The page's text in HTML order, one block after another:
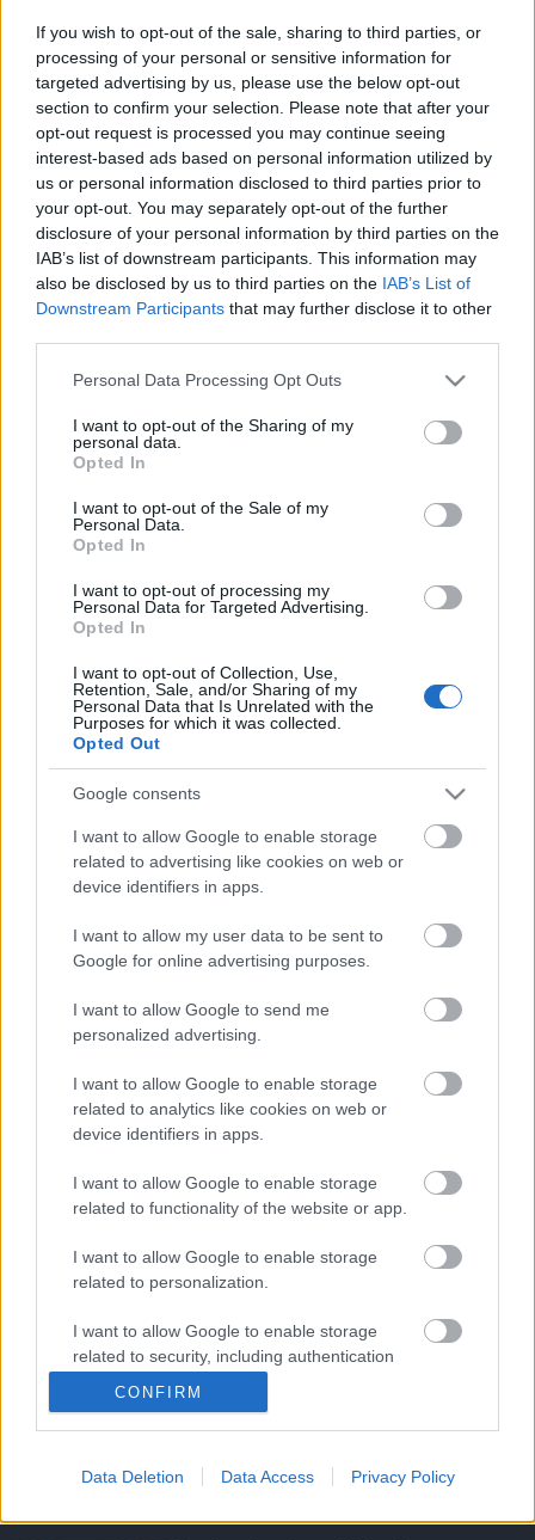
If you wish to opt-out of the sale, sharing to third parties, or
processing of your personal or sensitive information for
targeted advertising by us, please use the below opt-out
section to confirm your selection. Please note that after your
opt-out request is processed you may continue seeing
interest-based ads based on personal information utilized by
us or personal information disclosed to third parties prior to
your opt-out. You may separately opt-out of the further
disclosure of your personal information by third parties on the
IAB’s list of downstream participants. This information may
also be disclosed by us to third parties on the IAB’s List of
Downstream Participants that may further disclose it to other
Please note that this website/app uses one or more Google
not limited to your visit or usage behaviour. You may click to
grant or deny consent to Google and its third-party tags to
use your data for below specified purposes in below Google
consent section.
Personal Data Processing Opt Outs
I want to opt-out of the Sharing of my
personal data.
Opted In
I want to opt-out of the Sale of my
Personal Data.
Opted In
I want to opt-out of processing my
Personal Data for Targeted Advertising.
Opted In
I want to opt-out of Collection, Use,
Retention, Sale, and/or Sharing of my
Personal Data that Is Unrelated with the
Purposes for which it was collected.
Opted Out
Google consents
I want to allow Google to enable storage
related to advertising like cookies on web or
device identifiers in apps.
I want to allow my user data to be sent to
Google for online advertising purposes.
I want to allow Google to send me
personalized advertising.
I want to allow Google to enable storage
related to analytics like cookies on web or
device identifiers in apps.
I want to allow Google to enable storage
related to functionality of the website or app.
I want to allow Google to enable storage
related to personalization.
I want to allow Google to enable storage
related to security, including authentication
CONFIRM
Data Deletion Data Access Privacy Policy
LEGFRISSEBB
Országos hírek
Megérkezett az eső a Duna vízgyűjtőjére
Aktuális
Paks II.: Mit jelent az 5. blokk új
árnyékában?
másodfokúra csökken a riasztás
HIRDETÉS
Paks II.: Mit jelent az 5. blokk új
mérföldköve a felülvizsgálat
árnyékában?
Fontos a postaládákba költöző
széncinegék védelme
Amire többmillióan vártunk: szombattól
másodfokúra csökken a riasztás
KIEMELT
Megérkezett az eső a Duna